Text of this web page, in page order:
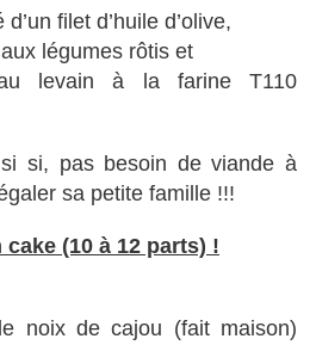
filet d’huile d’olive,
légumes rôtis et
levain à la farine T110
si, pas besoin de viande à
sa petite famille !!!
(10 à 12 parts) !
noix de cajou (fait maison)